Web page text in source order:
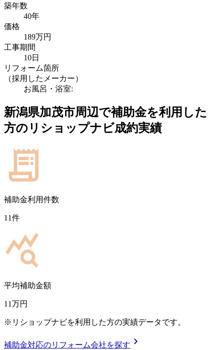
築年数
40年
価格
189万円
工事期間
10日
リフォーム箇所
（採用したメーカー）
お風呂・浴室:
新潟県加茂市周辺で補助金を利用した
方のリショップナビ成約実績
補助金利用件数
11件
平均補助金額
11万円
※リショップナビを利用した方の実績データです。
補助金対応のリフォーム会社を探す chevron_right